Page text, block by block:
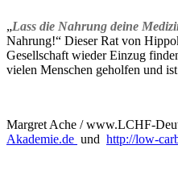
„Lass die Nahrung deine
Nahrung!“ Dieser Rat von
Gesellschaft wieder Einzug
vielen Menschen geholfen und
Margret Ache / www.LCHF-
Akademie.de und http://low-